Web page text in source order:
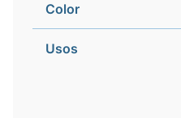
Color
Usos